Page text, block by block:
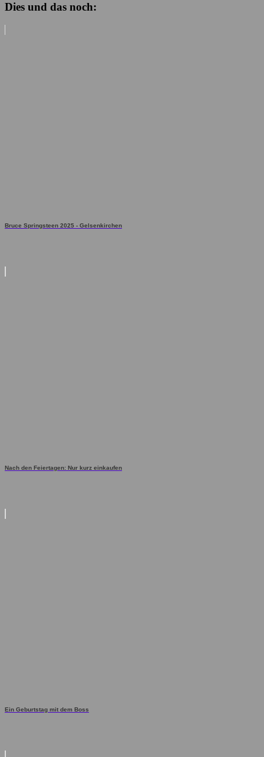
Dies und das noch:
Bruce Springsteen 2025 - Gelsenkirchen
Nach den Feiertagen: Nur kurz einkaufen
Ein Geburtstag mit dem Boss